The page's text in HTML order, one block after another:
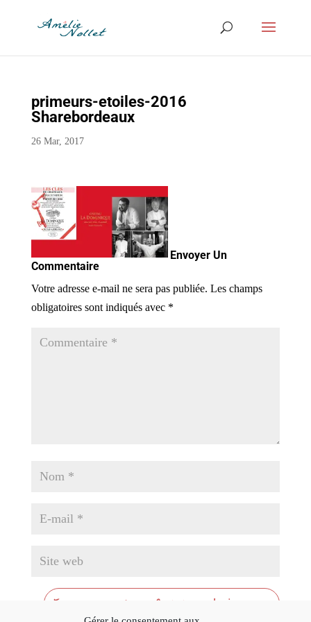
primeurs-etoiles-2016
Sharebordeaux
26 Mar, 2017
Envoyer Un
Commentaire
Votre adresse e-mail ne sera pas publiée. Les champs
obligatoires sont indiqués avec *